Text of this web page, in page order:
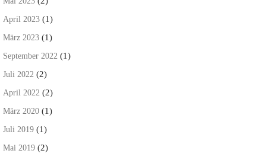
April 2023 (1)
März 2023 (1)
September 2022 (1)
Juli 2022 (2)
April 2022 (2)
März 2020 (1)
Juli 2019 (1)
Mai 2019 (2)